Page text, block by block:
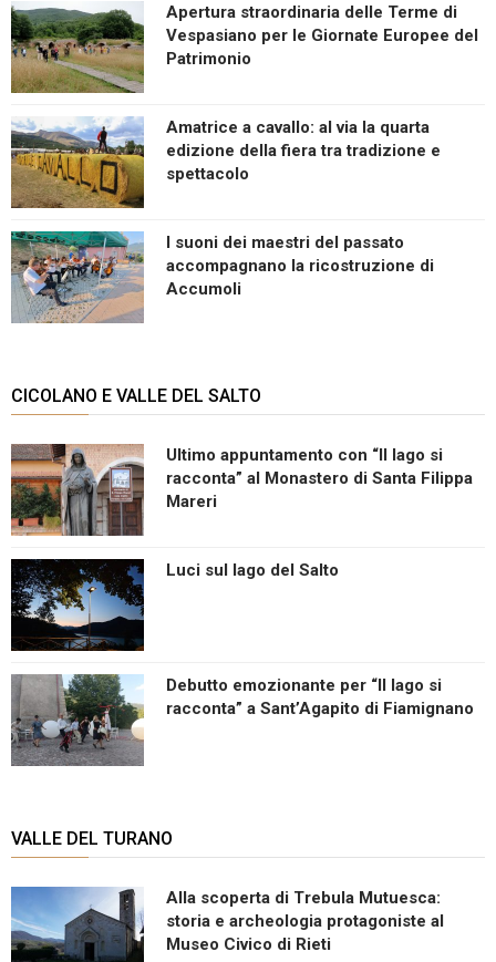
Apertura straordinaria delle Terme di
Vespasiano per le Giornate Europee del
Patrimonio
Amatrice a cavallo: al via la quarta
edizione della fiera tra tradizione e
spettacolo
I suoni dei maestri del passato
accompagnano la ricostruzione di
Accumoli
CICOLANO E VALLE DEL SALTO
Ultimo appuntamento con “Il lago si
racconta” al Monastero di Santa Filippa
Mareri
Luci sul lago del Salto
Debutto emozionante per “Il lago si
racconta” a Sant’Agapito di Fiamignano
VALLE DEL TURANO
Alla scoperta di Trebula Mutuesca:
storia e archeologia protagoniste al
Museo Civico di Rieti